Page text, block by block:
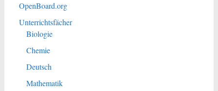
OpenBoard.org
Unterrichtsfächer
Biologie
Chemie
Deutsch
Mathematik